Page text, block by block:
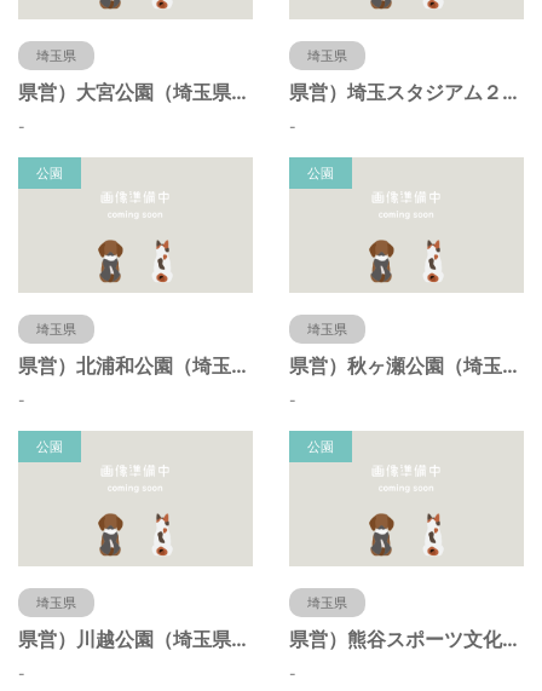
埼玉県
県営）大宮公園（埼玉県さいたま市）
-
埼玉県
県営）埼玉スタジアム２００２公園（埼玉県さいたま市）
-
公園
埼玉県
県営）北浦和公園（埼玉県さいたま市）
-
公園
埼玉県
県営）秋ヶ瀬公園（埼玉県さいたま市）
-
公園
埼玉県
県営）川越公園（埼玉県川越市）
-
公園
埼玉県
県営）熊谷スポーツ文化公園（埼玉県熊谷市）
-